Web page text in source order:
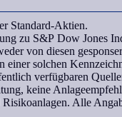
Standard-Aktien.
zu S&P Dow Jones
von diesen
solchen
verfügbaren
keine
Alle